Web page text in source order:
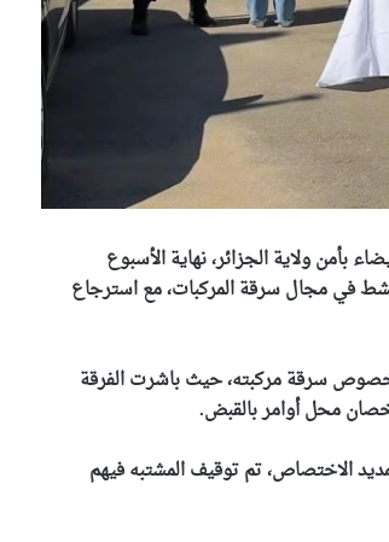
بأمن ولاية الجزائر، نهاية الأسبوع
منظمة تتكون من ستة (06) أشخاص، تنشط في مجال سرقة المركبات، مع استرجاع
سرقة مركبته، حيث باشرت الفرقة
محل أوامر بالقبض.
الاختصاص، تم توقيف المشتبه فيهم